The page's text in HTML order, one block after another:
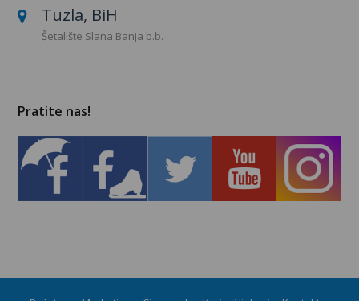
Tuzla, BiH
Šetalište Slana Banja b.b.
Pratite nas!